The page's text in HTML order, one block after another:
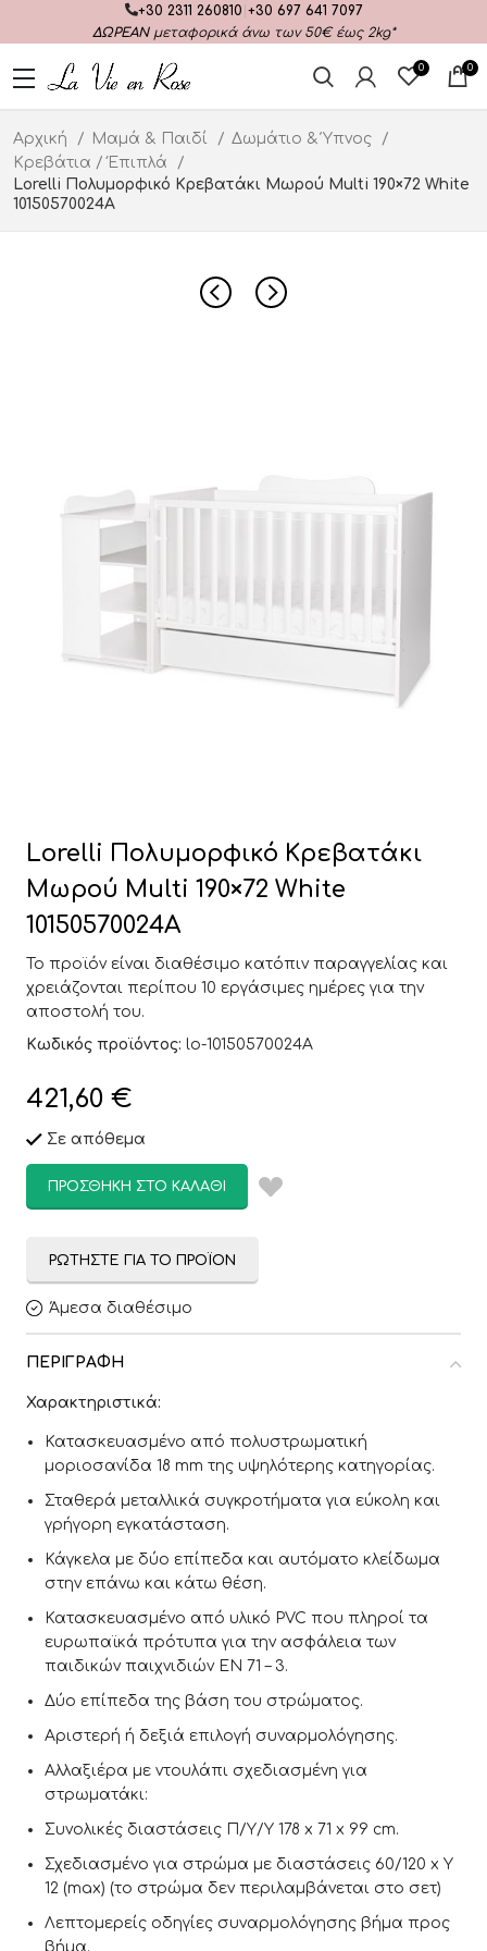
+30 2311 260810 +30 697 641 7097
ΔΩΡΕΑΝμεταφορικά άνω των 50€ έως 2kg*
0 0
Αρχική Μαμά & Παιδί
Δωμάτιο & Ύπνος
Κρεβάτια / Έπιπλά
Lorelli Πολυμορφικό Κρεβατάκι Μωρού Multi 190×72 White
10150570024A
Lorelli Πολυμορφικό Κρεβατάκι
Μωρού Multi 190×72 White
10150570024A
Το προϊόν είναι διαθέσιμο κατόπιν παραγγελίας και
χρειάζονται περίπου 10 εργάσιμες ημέρες για την
αποστολή του.
Κωδικός προϊόντος: lo-10150570024A
421,60 €
Σε απόθεμα
ΠΡΟΣΘΉΚΗ ΣΤΟ ΚΑΛΆΘΙ
ΡΩΤΉΣΤΕ ΓΙΑ ΤΟ ΠΡΟΪΌΝ
Άμεσα διαθέσιμο
ΠΕΡΙΓΡΑΦΉ
Χαρακτηριστικά:
Κατασκευασμένο από πολυστρωματική
μοριοσανίδα 18 mm της υψηλότερης κατηγορίας.
Σταθερά μεταλλικά συγκροτήματα για εύκολη και
γρήγορη εγκατάσταση.
Κάγκελα με δύο επίπεδα και αυτόματο κλείδωμα
στην επάνω και κάτω θέση.
Κατασκευασμένο από υλικό PVC που πληροί τα
ευρωπαϊκά πρότυπα για την ασφάλεια των
παιδικών παιχνιδιών EN 71 – 3.
Δύο επίπεδα της βάση του στρώματος.
Αριστερή ή δεξιά επιλογή συναρμολόγησης.
Αλλαξιέρα με ντουλάπι σχεδιασμένη για
στρωματάκι:
Συνολικές διαστάσεις Π/Υ/Υ 178 x 71 x 99 cm.
Σχεδιασμένο για στρώμα με διαστάσεις 60/120 x Υ
12 (max) (το στρώμα δεν περιλαμβάνεται στο σετ)
Λεπτομερείς οδηγίες συναρμολόγησης βήμα προς
βήμα.